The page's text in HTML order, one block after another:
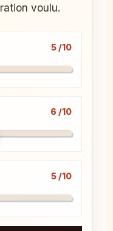
voulu.
5 /10
6 /10
5 /10